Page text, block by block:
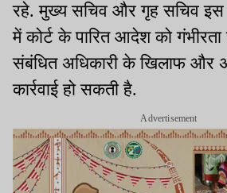
रहे. मुख्य सचिव और गृह सचिव इस
में कोर्ट के पारित आदेश को
संबंधित अधिकारी के खिलाफ और
कार्रवाई हो सकती है.
Advertisement